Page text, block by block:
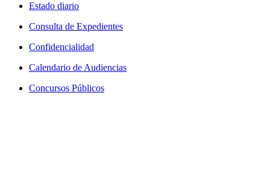
Estado diario
Consulta de Expedientes
Confidencialidad
Calendario de Audiencias
Concursos Públicos